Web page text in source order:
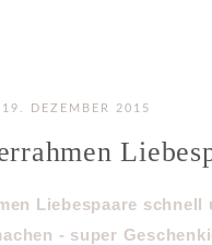
19. DEZEMBER 2015